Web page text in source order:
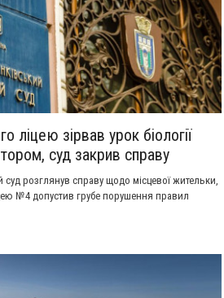
ліцею зірвав урок біології
суд закрив справу
суд розглянув справу щодо місцевої жительки,
№4 допустив грубе порушення правил